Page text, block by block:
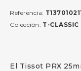
El Tissot PRX
Referencia:
Colección: T-CLASSIC